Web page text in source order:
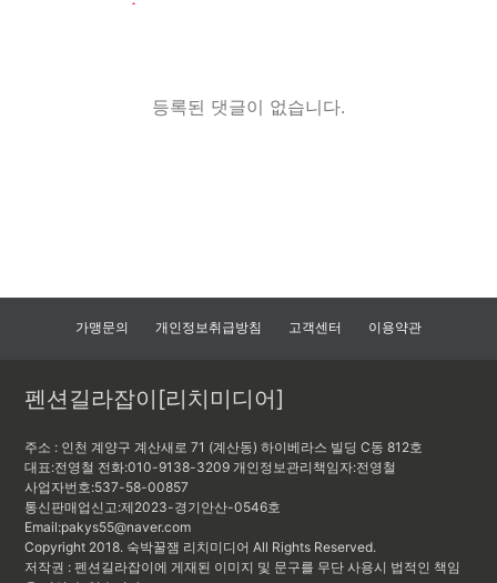
등록된 댓글이 없습니다.
가맹문의 개인정보취급방침 고객센터 이용약관
펜션길라잡이[리치미디어]
주소 : 인천 계양구 계산새로 71 (계산동) 하이베라스 빌딩 C동 812호
대표:전영철 전화:010-9138-3209 개인정보관리책임자:전영철
사업자번호:537-58-00857
통신판매업신고:제2023-경기안산-0546호
Email:pakys55@naver.com
Copyright 2018. 숙박꿀잼 리치미디어 All Rights Reserved.
저작권 : 펜션길라잡이에 게재된 이미지 및 문구를 무단 사용시 법적인 책임